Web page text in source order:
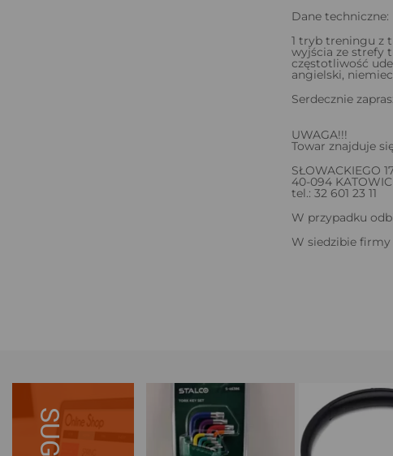
Dane techniczne:
1 tryb treningu z
wyjścia ze strefy
częstotliwość
angielski,
Serdecznie
UWAGA!!!
Towar znajduje
SŁOWACKIEGO
40-094
tel.: 32 601 23 11
W przypadku
W siedzibie firmy